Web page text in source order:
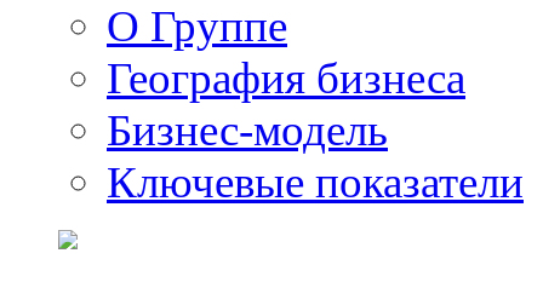
О Группе
География бизнеса
Бизнес-модель
Ключевые показатели